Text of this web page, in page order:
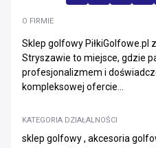
O FIRMIE
Sklep golfowy PiłkiGolfowe.pl
Stryszawie to miejsce, gdzie
profesjonalizmem i
kompleksowej ofercie...
KATEGORIA DZIAŁALNOŚCI
sklep golfowy , akcesoria